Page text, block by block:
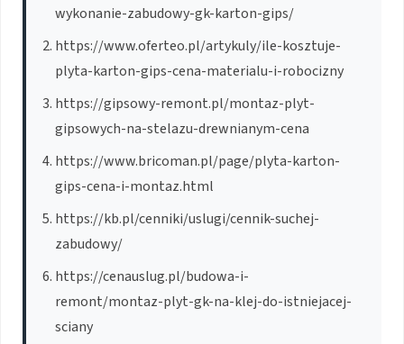
wykonanie-zabudowy-gk-karton-gips/
https://www.oferteo.pl/artykuly/ile-kosztuje-
plyta-karton-gips-cena-materialu-i-robocizny
https://gipsowy-remont.pl/montaz-plyt-
gipsowych-na-stelazu-drewnianym-cena
https://www.bricoman.pl/page/plyta-karton-
gips-cena-i-montaz.html
https://kb.pl/cenniki/uslugi/cennik-suchej-
zabudowy/
https://cenauslug.pl/budowa-i-
remont/montaz-plyt-gk-na-klej-do-istniejacej-
sciany